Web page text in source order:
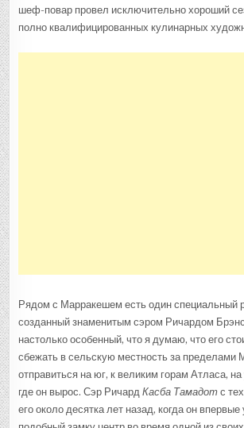
шеф-повар провел исключительно хороший
полно квалифицированных кулинарных
Рядом с Марракешем есть один специальный
созданный знаменитым сэром Ричардом
настолько особенный, что я думаю, что его
сбежать в сельскую местность за пределами
отправиться на юг, к великим горам Атласа,
где он вырос. Сэр РичардКасба Тамадот с
его около десятка лет назад, когда он